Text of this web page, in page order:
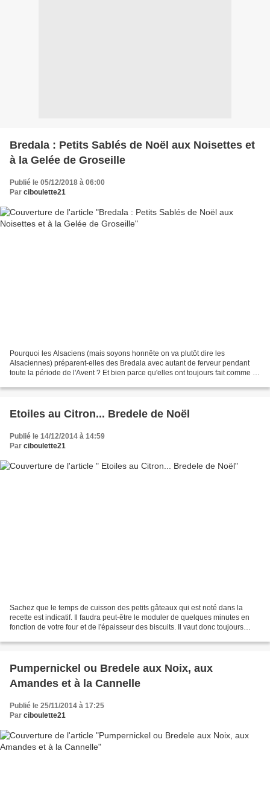
Bredala : Petits Sablés de Noël aux Noisettes et
à la Gelée de Groseille
Publié le 05/12/2018 à 06:00
Par ciboulette21
Pourquoi les Alsaciens (mais soyons honnête on va plutôt dire les
Alsaciennes) préparent-elles des Bredala avec autant de ferveur pendant
toute la période de l'Avent ? Et bien parce qu'elles ont toujours fait comme ça
Etoiles au Citron... Bredele de Noël
Publié le 14/12/2014 à 14:59
Par ciboulette21
Sachez que le temps de cuisson des petits gâteaux qui est noté dans la
recette est indicatif. Il faudra peut-être le moduler de quelques minutes en
fonction de votre four et de l'épaisseur des biscuits. Il vaut donc toujours
Pumpernickel ou Bredele aux Noix, aux
Amandes et à la Cannelle
Publié le 25/11/2014 à 17:25
Par ciboulette21